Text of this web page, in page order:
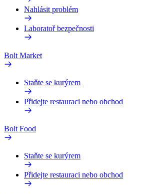
Nahlásit problém
Laboratoř bezpečnosti
Bolt Market
Staňte se kurýrem
Přidejte restauraci nebo obchod
Bolt Food
Staňte se kurýrem
Přidejte restauraci nebo obchod